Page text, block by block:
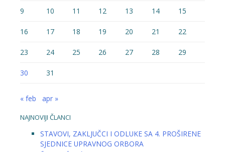
9 10 11 12 13 14 15
16 17 18 19 20 21 22
23 24 25 26 27 28 29
30 31
« feb apr »
NAJNOVIJI ČLANCI
STAVOVI, ZAKLJUČCI I ODLUKE SA 4. PROŠIRENE
SJEDNICE UPRAVNOG ORBORA